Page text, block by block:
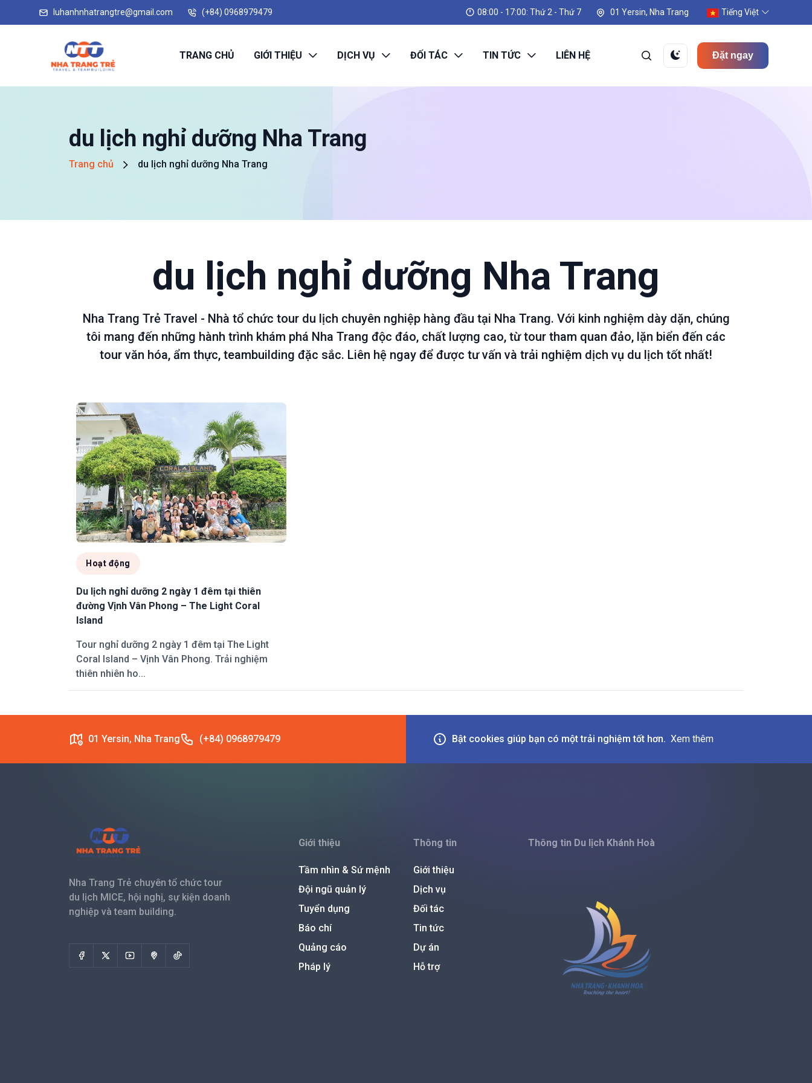
luhanhnhatrangtre@gmail.com (+84) 0968979479 08:00 - 17:00: Thứ 2 - Thứ 7 01 Yersin, Nha Trang Tiếng Việt
TRANG CHỦ GIỚI THIỆU DỊCH VỤ ĐỐI TÁC TIN TỨC LIÊN HỆ Đặt ngay
du lịch nghỉ dưỡng Nha Trang
Trang chủ du lịch nghỉ dưỡng Nha Trang
du lịch nghỉ dưỡng Nha Trang
Nha Trang Trẻ Travel - Nhà tổ chức tour du lịch chuyên nghiệp hàng đầu tại Nha Trang. Với kinh nghiệm dày dặn, chúng
tôi mang đến những hành trình khám phá Nha Trang độc đáo, chất lượng cao, từ tour tham quan đảo, lặn biển đến các
tour văn hóa, ẩm thực, teambuilding đặc sắc. Liên hệ ngay để được tư vấn và trải nghiệm dịch vụ du lịch tốt nhất!
Hoạt động
Du lịch nghỉ dưỡng 2 ngày 1 đêm tại thiên
đường Vịnh Vân Phong – The Light Coral
Island
Tour nghỉ dưỡng 2 ngày 1 đêm tại The Light
Coral Island – Vịnh Vân Phong. Trải nghiệm
thiên nhiên ho...
01 Yersin, Nha Trang (+84) 0968979479 Bật cookies giúp bạn có một trải nghiệm tốt hơn. Xem thêm
Nha Trang Trẻ chuyên tổ chức tour
du lịch MICE, hội nghị, sự kiện doanh
nghiệp và team building.
Giới thiệu
Tầm nhìn & Sứ mệnh
Đội ngũ quản lý
Tuyển dụng
Báo chí
Quảng cáo
Pháp lý
Thông tin
Giới thiệu
Dịch vụ
Đối tác
Tin tức
Dự án
Hỗ trợ
Thông tin Du lịch Khánh Hoà